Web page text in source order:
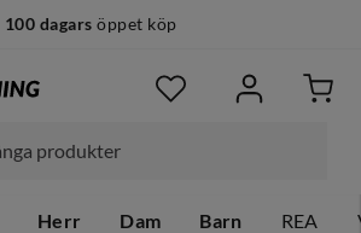
100 dagars öppet köp
Herr Dam Barn REA